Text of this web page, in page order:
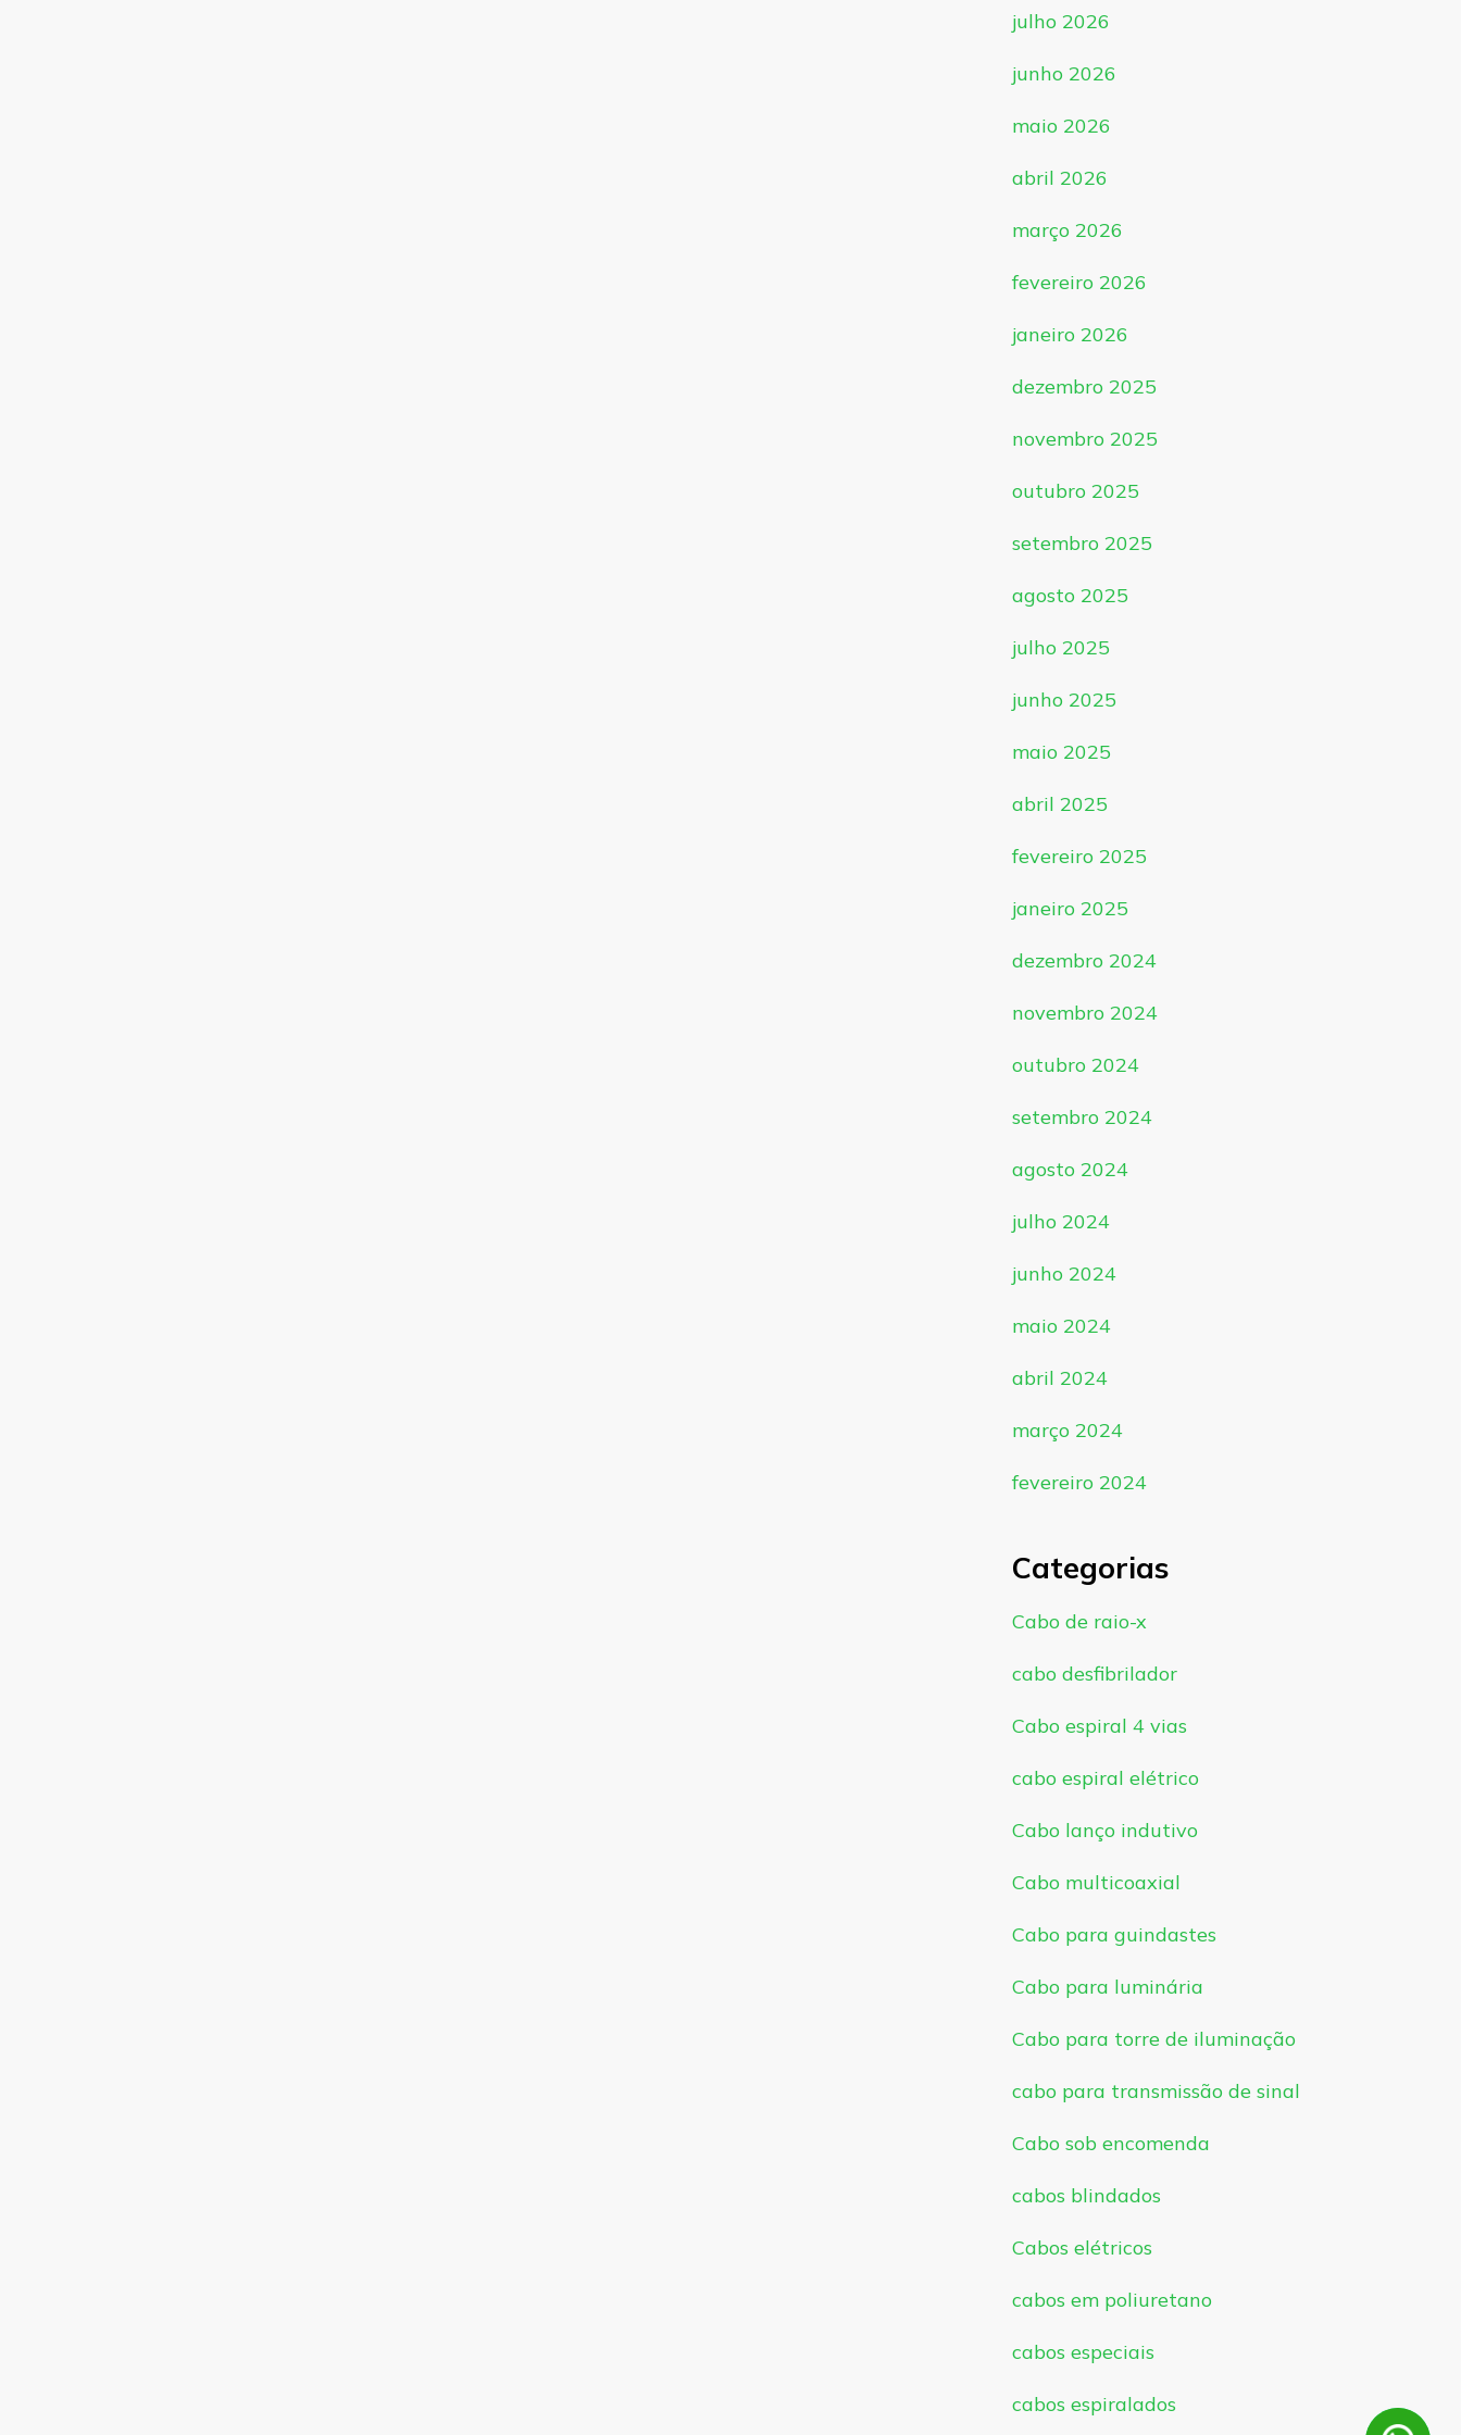
julho 2026
junho 2026
maio 2026
abril 2026
março 2026
fevereiro 2026
janeiro 2026
dezembro 2025
novembro 2025
outubro 2025
setembro 2025
agosto 2025
julho 2025
junho 2025
maio 2025
abril 2025
fevereiro 2025
janeiro 2025
dezembro 2024
novembro 2024
outubro 2024
setembro 2024
agosto 2024
julho 2024
junho 2024
maio 2024
abril 2024
março 2024
fevereiro 2024
Categorias
Cabo de raio-x
cabo desfibrilador
Cabo espiral 4 vias
cabo espiral elétrico
Cabo lanço indutivo
Cabo multicoaxial
Cabo para guindastes
Cabo para luminária
Cabo para torre de iluminação
cabo para transmissão de sinal
Cabo sob encomenda
cabos blindados
Cabos elétricos
cabos em poliuretano
cabos especiais
cabos espiralados